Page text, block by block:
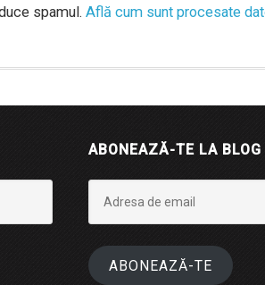
spamul. Află cum sunt procesate
ABONEAZĂ-TE LA
email
ABONEAZĂ-TE